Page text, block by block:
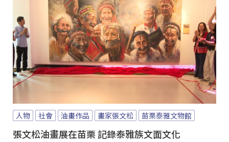
人物 社會 油畫作品 畫家張文松 苗栗泰雅文物館
張文松油畫展在苗栗 記錄泰雅族文面文化